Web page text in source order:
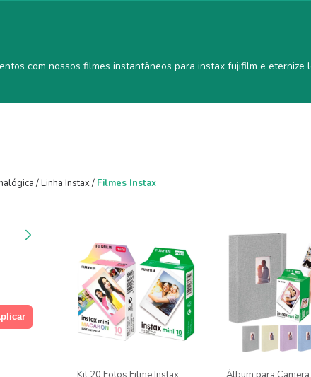
com nossos filmes instantâneos para instax fujifilm e eternize
/Linha Instax/ Filmes Instax